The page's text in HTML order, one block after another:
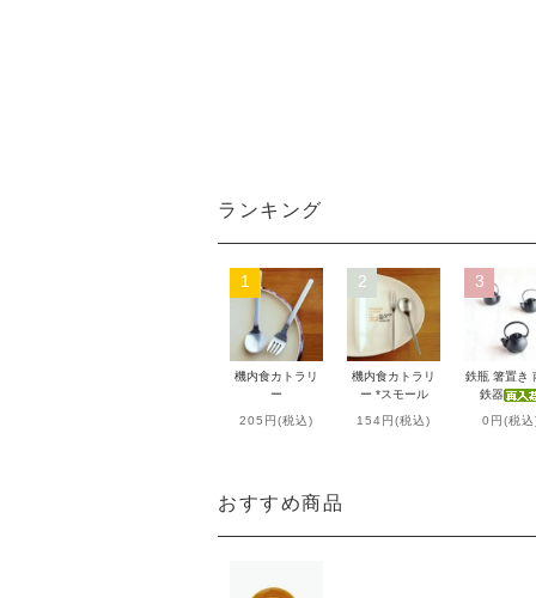
ランキング
1
機内食カトラリ
ー
205円(税込)
2
機内食カトラリ
ー *スモール
154円(税込)
3
鉄瓶 箸置き
鉄器
0円(税
おすすめ商品